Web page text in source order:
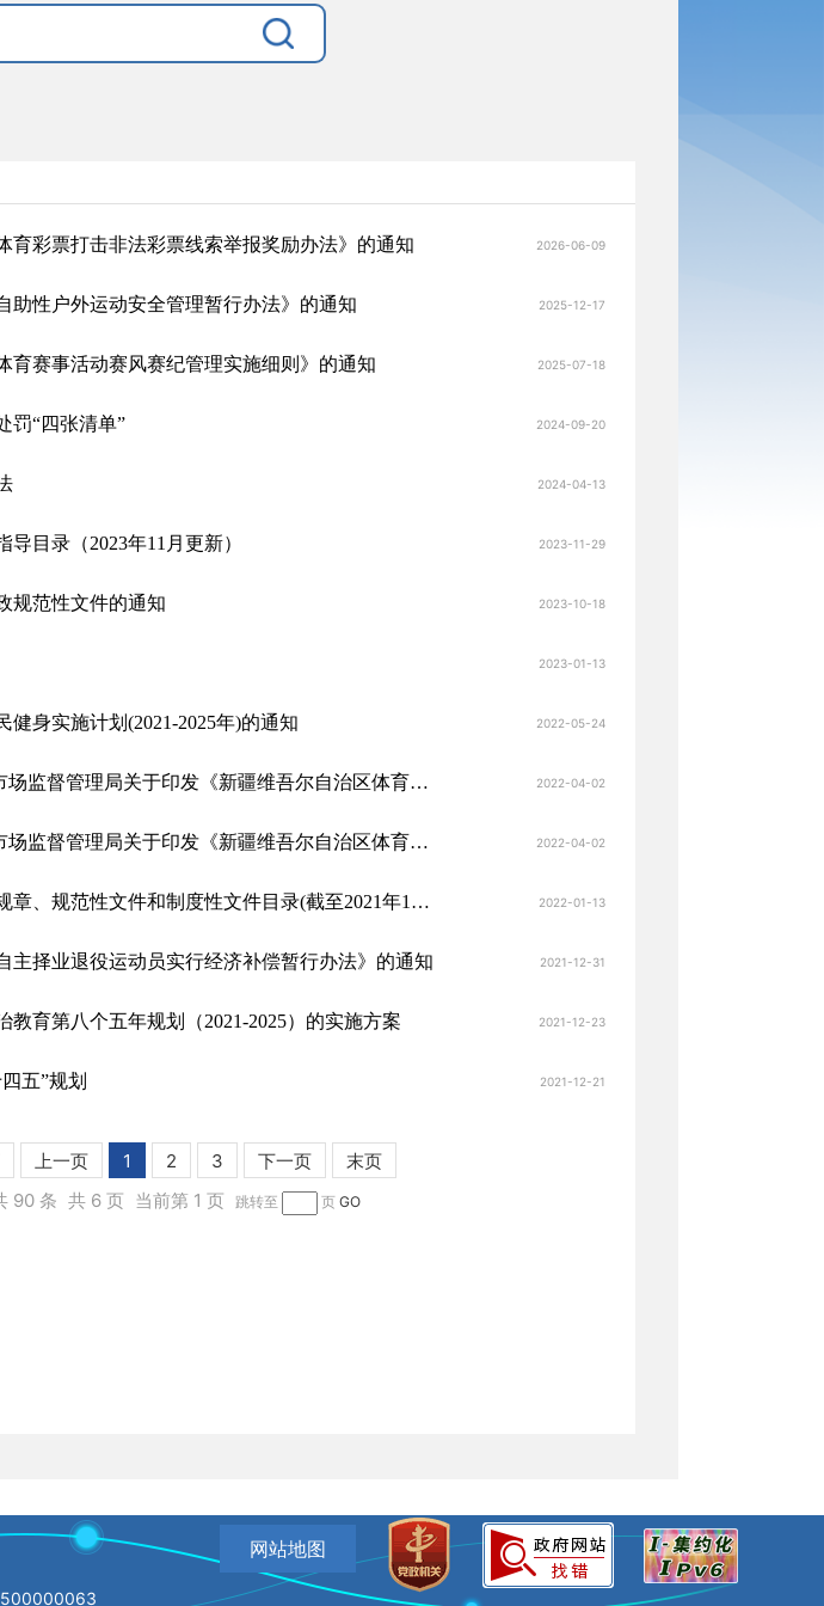
育彩票打击非法彩票线索举报奖励办法》的通知 2026-06-09
助性户外运动安全管理暂行办法》的通知 2025-12-17
育赛事活动赛风赛纪管理实施细则》的通知 2025-07-18
罚“四张清单” 2024-09-20
2024-04-13
目录（2023年11月更新） 2023-11-29
规范性文件的通知 2023-10-18
2023-01-13
身实施计划(2021-2025年)的通知 2022-05-24
自治区体育局 教育厅 民政厅 市场监督管理局关于印发《新疆维吾尔自治区体育类校外培训机构设置标准》的通知 2022-04-02
自治区体育局 教育厅 民政厅 市场监督管理局关于印发《新疆维吾尔自治区体育类校外培训机构设置标准》的通知 2022-04-02
现行有效的体育法律、法规、规章、规范性文件和制度性文件目录(截至2021年12月31日) 2022-01-13
主择业退役运动员实行经济补偿暂行办法》的通知 2021-12-31
教育第八个五年规划（2021-2025）的实施方案 2021-12-23
五”规划 2021-12-21
上一页 1 2 3 下一页
末页
90 条 共 6 页 当前第 1 页 跳转至 页 GO
网站地图